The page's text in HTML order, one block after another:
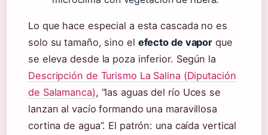
Lo que hace especial a esta cascada no es
solo su tamaño, sino el efecto de vapor que
se eleva desde la poza inferior. Según la
Descripción de Turismo La Salina (Diputación
de Salamanca), “las aguas del río Uces se
lanzan al vacío formando una maravillosa
cortina de agua”. El patrón: una caída vertical